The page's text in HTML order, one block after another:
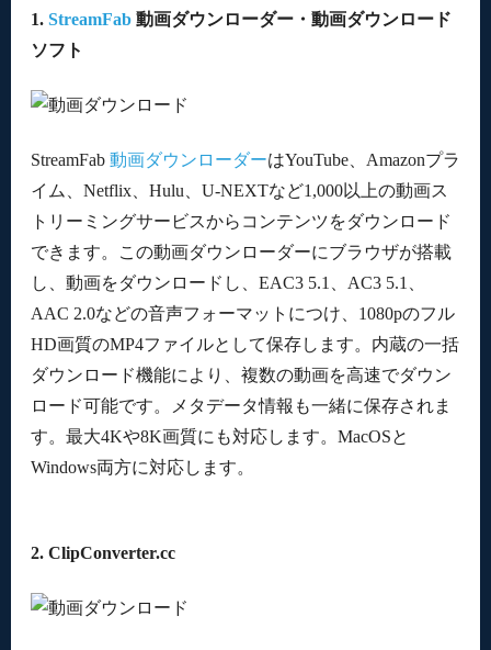
1. StreamFab動画ダウンローダー・動画ダウンロード
ソフト
StreamFab 動画ダウンローダーはYouTube、Amazonプラ
イム、Netflix、Hulu、U-NEXTなど1,000以上の動画ス
トリーミングサービスからコンテンツをダウンロード
できます。この動画ダウンローダーにブラウザが搭載
し、動画をダウンロードし、EAC3 5.1、AC3 5.1、
AAC 2.0などの音声フォーマットにつけ、1080pのフル
HD画質のMP4ファイルとして保存します。内蔵の一括
ダウンロード機能により、複数の動画を高速でダウン
ロード可能です。メタデータ情報も一緒に保存されま
す。最大4Kや8K画質にも対応します。MacOSと
Windows両方に対応します。
2. ClipConverter.cc